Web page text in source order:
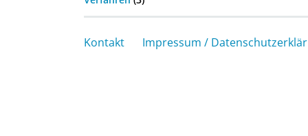
Kontakt Impressum /